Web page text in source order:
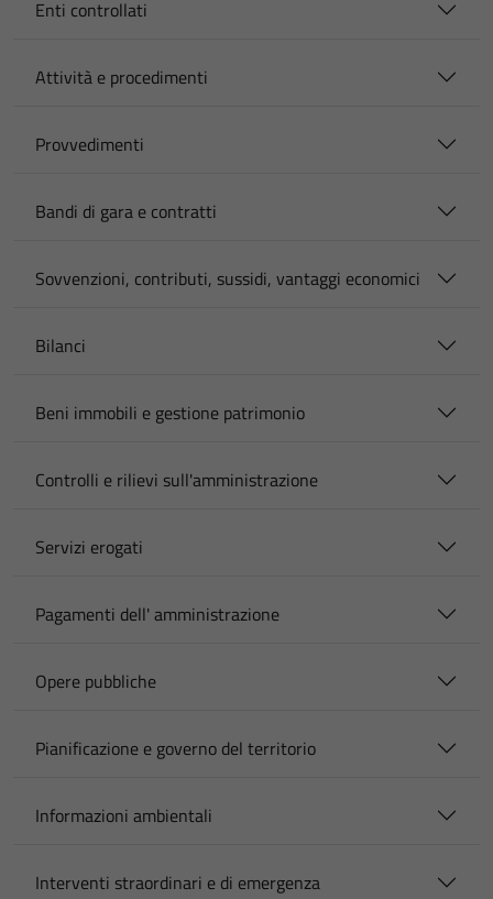
Enti controllati
Attività e procedimenti
Provvedimenti
Bandi di gara e contratti
Sovvenzioni, contributi, sussidi, vantaggi economici
Bilanci
Beni immobili e gestione patrimonio
Controlli e rilievi sull'amministrazione
Servizi erogati
Pagamenti dell' amministrazione
Opere pubbliche
Pianificazione e governo del territorio
Informazioni ambientali
Interventi straordinari e di emergenza